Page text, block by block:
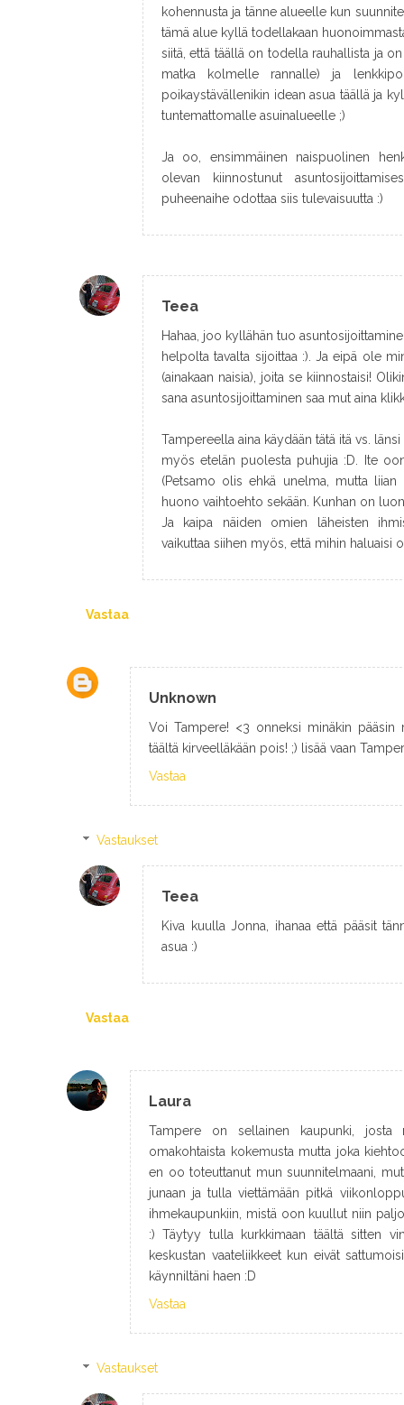
kohennusta ja tänne alueelle kun
tämä alue kyllä todellakaan
siitä, että täällä on todella rauhallista ja
matka kolmelle rannalle) ja
poikaystävällenikin idean asua täällä ja
tuntemattomalle asuinalueelle ;)
Ja oo, ensimmäinen naispuolinen
olevan kiinnostunut
puheenaihe odottaa siis tulevaisuutta :)
Teea
Hahaa, joo kyllähän tuo
helpolta tavalta sijoittaa :). Ja eipä ole
(ainakaan naisia), joita se kiinnostaisi!
sana asuntosijoittaminen saa mut aina
Tampereella aina käydään tätä itä vs.
myös etelän puolesta puhujia :D. Ite
(Petsamo olis ehkä unelma, mutta
huono vaihtoehto sekään. Kunhan on
Ja kaipa näiden omien läheisten
vaikuttaa siihen myös, että mihin haluaisi
Vastaa
Unknown
Voi Tampere! <3 onneksi minäkin pääsin
täältä kirveelläkään pois! ;) lisää vaan
Vastaa
Vastaukset
Teea
Kiva kuulla Jonna, ihanaa että pääsit
asua :)
Vastaa
Laura
Tampere on sellainen kaupunki,
omakohtaista kokemusta mutta joka
en oo toteuttanut mun suunnitelmaani,
junaan ja tulla viettämään pitkä
ihmekaupunkiin, mistä oon kuullut niin
:) Täytyy tulla kurkkimaan täältä sitten
keskustan vaateliikkeet kun eivät
käynniltäni haen :D
Vastaa
Vastaukset